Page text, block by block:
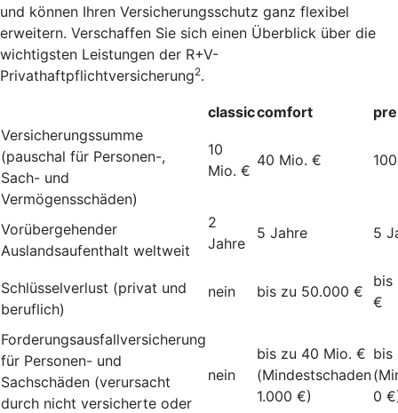
und können Ihren Versicherungsschutz ganz flexibel
erweitern. Verschaffen Sie sich einen Überblick über die
wichtigsten Leistungen der R+V-
Privathaftpflichtversicherung2.
classiccomfort
Versicherungssumme
(pauschal für Personen-,
Sach- und
Vermögensschäden)
10
Mio. €
40 Mio. €
Vorübergehender
Auslandsaufenthalt weltweit
2
Jahre
5 Jahre 5
Schlüsselverlust (privat und
beruflich)
nein bis zu 50.000 €
bis
€
Forderungsausfallversicherung
für Personen- und
Sachschäden (verursacht
durch nicht versicherte oder
nein
bis zu 40 Mio. €
(Mindestschaden
1.000 €)
bis
0